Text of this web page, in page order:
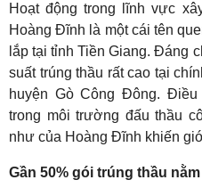
Hoạt động trong lĩnh vực
Hoàng Đĩnh là một cái tên
lắp tại tỉnh Tiền Giang. Đáng
suất trúng thầu rất cao tại
huyện Gò Công Đông.
trong môi trường đấu thầu
như của Hoàng Đĩnh khiến
Gần 50% gói trúng thầu